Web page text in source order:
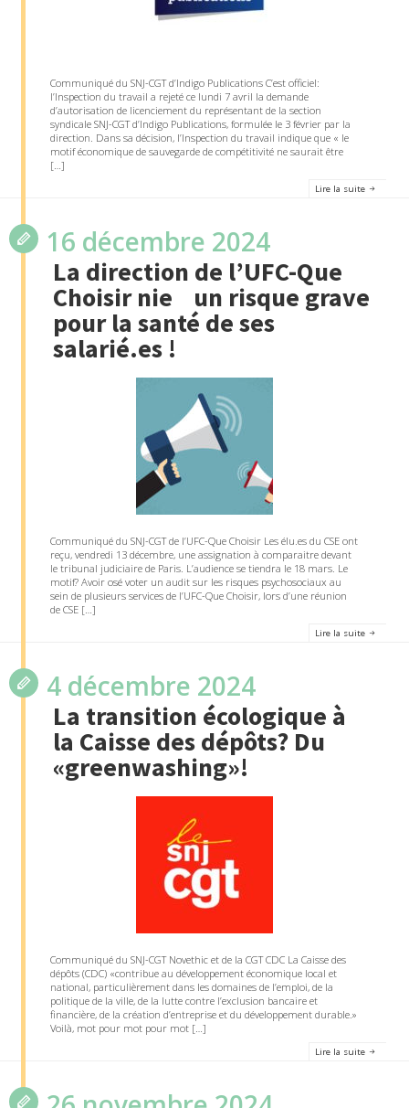
Communiqué du SNJ-CGT d’Indigo Publications C’est officiel:
l’Inspection du travail a rejeté ce lundi 7 avril la demande
d’autorisation de licenciement du représentant de la section
syndicale SNJ-CGT d’Indigo Publications, formulée le 3 février par la
direction. Dans sa décision, l’Inspection du travail indique que « le
motif économique de sauvegarde de compétitivité ne saurait être
[…]
Lire la suite
16 décembre 2024
La direction de l’UFC-Que
Choisir nie un risque grave
pour la santé de ses
salarié.es !
Communiqué du SNJ-CGT de l’UFC-Que Choisir Les élu.es du CSE ont
reçu, vendredi 13 décembre, une assignation à comparaitre devant
le tribunal judiciaire de Paris. L’audience se tiendra le 18 mars. Le
motif? Avoir osé voter un audit sur les risques psychosociaux au
sein de plusieurs services de l’UFC-Que Choisir, lors d’une réunion
de CSE […]
Lire la suite
4 décembre 2024
La transition écologique à
la Caisse des dépôts? Du
«greenwashing»!
Communiqué du SNJ-CGT Novethic et de la CGT CDC La Caisse des
dépôts (CDC) «contribue au développement économique local et
national, particulièrement dans les domaines de l’emploi, de la
politique de la ville, de la lutte contre l’exclusion bancaire et
financière, de la création d’entreprise et du développement durable.»
Voilà, mot pour mot pour mot […]
Lire la suite